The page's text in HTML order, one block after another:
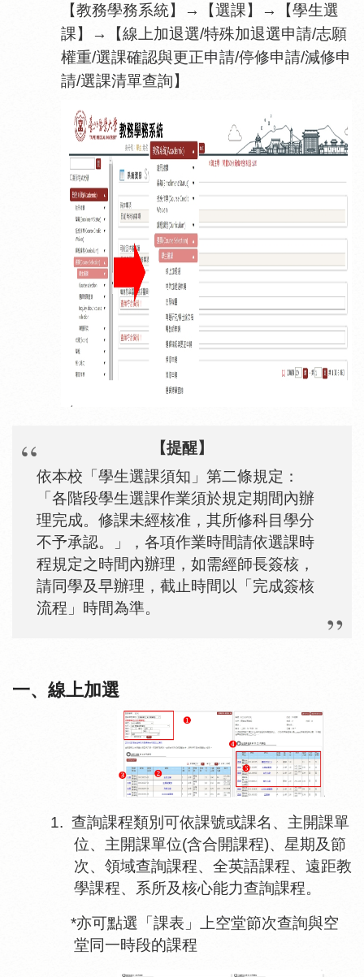
【教務學務系統】→【選課】→【學生選
課】→【線上加退選/特殊加退選申請/志願
權重/選課確認與更正申請/停修申請/減修申
請/選課清單查詢】
【提醒】
依本校「學生選課須知」第二條規定：
「各階段學生選課作業須於規定期間內辦
理完成。修課未經核准，其所修科目學分
不予承認。」，各項作業時間請依選課時
程規定之時間內辦理，如需經師長簽核，
請同學及早辦理，截止時間以「完成簽核
流程」時間為準。
一、線上加選
1. 查詢課程類別可依課號或課名、主開課單
位、主開課單位(含合開課程)、星期及節
次、領域查詢課程、全英語課程、遠距教
學課程、系所及核心能力查詢課程。
*亦可點選「課表」上空堂節次查詢與空
堂同一時段的課程